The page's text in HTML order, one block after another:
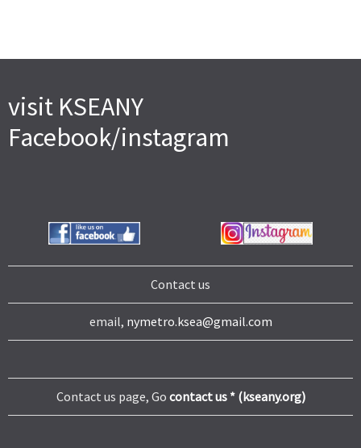
visit KSEANY
Facebook/instagram
Contact us
email, nymetro.ksea@gmail.com
Contact us page, Go contact us * (kseany.org)